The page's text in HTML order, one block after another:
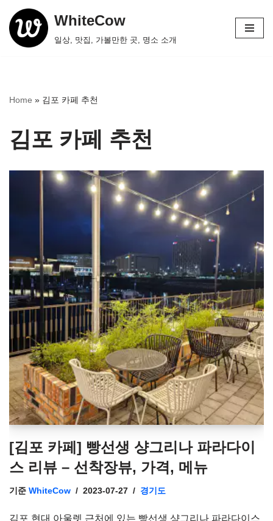
콘
텐
기
WhiteCow
일상, 맛집, 가볼만한 곳, 명소 소개
Home » 김포 카페 추천
김포 카페 추천
[김포 카페] 빵선생 샹그리나 파라다이
스 리뷰 – 선착장뷰, 가격, 메뉴
기준 WhiteCow 2023-07-27 경기도
김포 현대 아울렛 근처에 있는 빵선생 샹그리나 파라다이스